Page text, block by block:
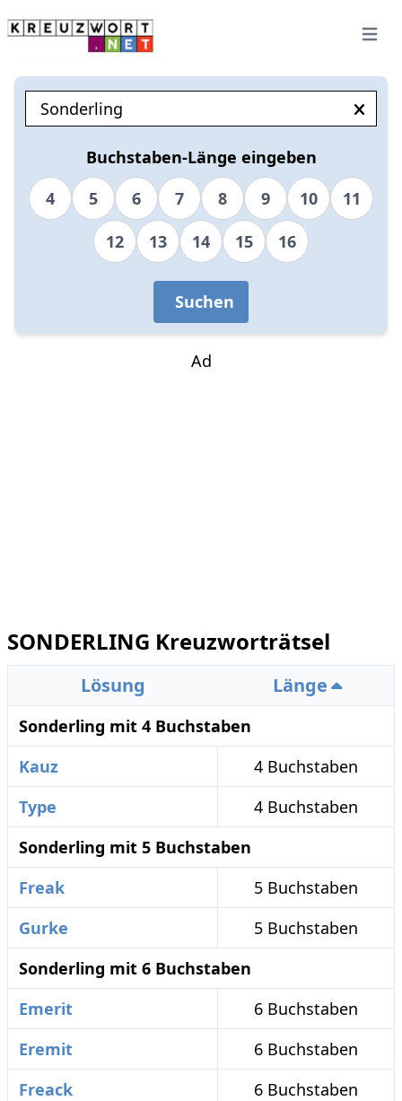
Open
Buchstaben-Länge eingeben
4
5 6 7 8 9 10
11
12
13 14 15 16
Suchen
Ad
SONDERLING Kreuzworträtsel
Lösung Länge
Sonderling mit 4 Buchstaben
Kauz
4 Buchstaben
Type
4 Buchstaben
Sonderling mit 5 Buchstaben
Freak
5 Buchstaben
Gurke
5 Buchstaben
Sonderling mit 6 Buchstaben
Emerit
6 Buchstaben
Eremit
6 Buchstaben
Freack
6 Buchstaben